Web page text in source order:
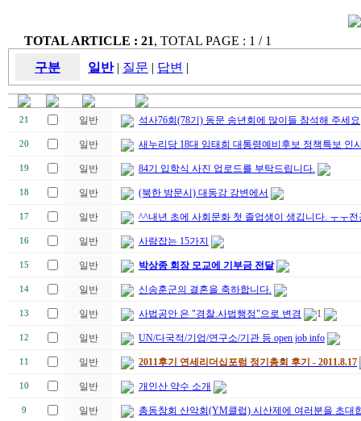
TOTAL ARTICLE : 21, TOTAL PAGE : 1 / 1
구분
일반 | 질문 | 답변 |
21 일반 석사76회(78기) 동문 송년회에 많이들 참석해 주세요
20 일반 새누리당 18대 임태희 대통령예비후보 정책특보 인
19 일반 84기 입학식 사진 업로드를 부탁드립니다.
18 일반 (북한 방문시) 대동강 강변에서
17 일반 ^^내년 초에 사회문화 첫 졸업생이 생깁니다. ㅜㅜ
16 일반 사람잡는 15가지
15 일반 박상종 회장 모교에 기부금 전달
14 일반 신송훈군의 결혼을 축하합니다.
13 일반 사법공안 은 "경찰.사법행정"으로 변경 1
12 일반 UN/다국적/기업/연구소/기관 등 open job info
11 일반 2011후기 연세리더십포럼 정기총회 후기 - 2011.8.17
10 일반 개인산 약수 소개
9 일반 총동창회 산악회(YM클럽) 시산제에 여러분을 초대